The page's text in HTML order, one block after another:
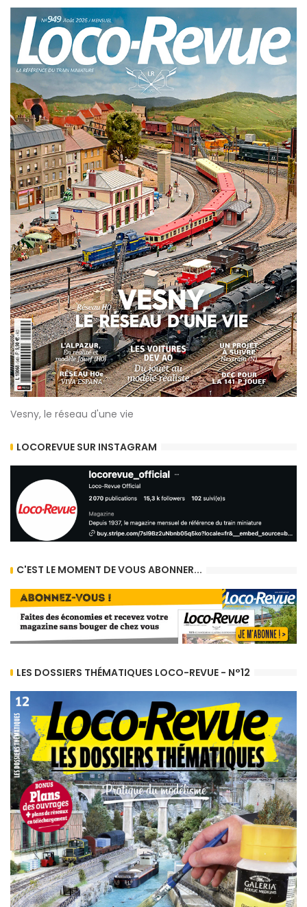
Vesny, le réseau d'une vie
LOCOREVUE SUR INSTAGRAM
C'EST LE MOMENT DE VOUS ABONNER...
LES DOSSIERS THÉMATIQUES LOCO-REVUE - N°12